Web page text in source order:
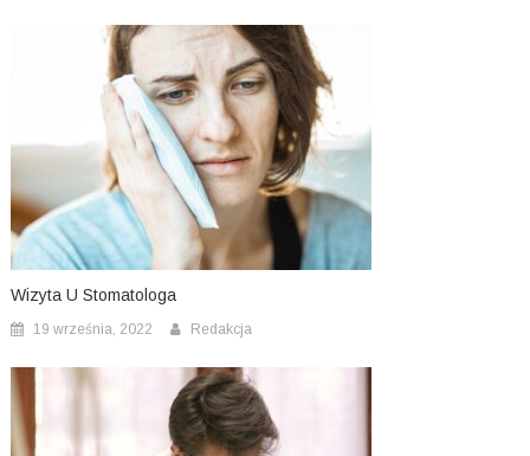
Wizyta U Stomatologa
19 września, 2022 Redakcja